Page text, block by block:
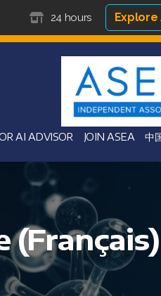
24 hours Explore
AI ADVISOR JOIN ASEA 中
(Français)